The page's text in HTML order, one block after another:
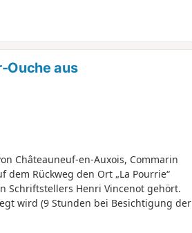
Ouche aus
Châteauneuf-en-Auxois, Commarin
Rückweg den Ort „La Pourrie“
Schriftstellers Henri Vincenot gehört.
wird (9 Stunden bei Besichtigung der